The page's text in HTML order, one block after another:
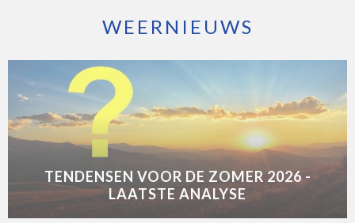
WEERNIEUWS
TENDENSEN VOOR DE ZOMER 2026 -
LAATSTE ANALYSE